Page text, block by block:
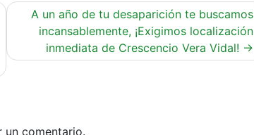
A un año de tu desaparición te buscamos
incansablemente, ¡Exigimos localización
inmediata de Crescencio Vera Vidal!
un comentario.